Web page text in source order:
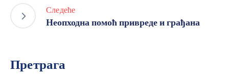
Следеће
Неопходна помоћ привреде и грађана
Претрага